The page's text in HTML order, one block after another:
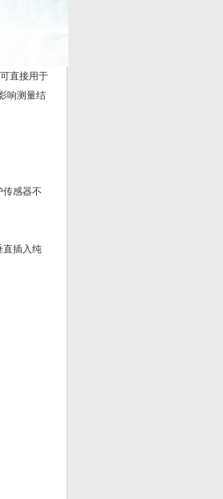
直接用于
响测量结
感器不
插入纯